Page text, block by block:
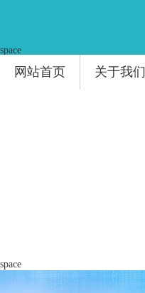
space
网站首页 关于我们
space